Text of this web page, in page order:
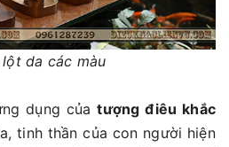
lột da các màu
dụng củatượng điêu khắc
tinh thần của con người hiện